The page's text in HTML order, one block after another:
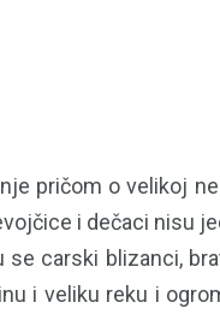
pričom o velikoj
i dečaci nisu
carski blizanci,
i veliku reku i